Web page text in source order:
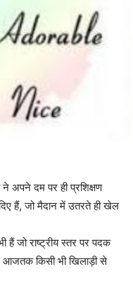
अपने दम पर ही प्रशिक्षण
हैं, जो मैदान में उतरते ही खेल
हैं जो राष्ट्रीय स्तर पर पदक
किसी भी खिलाड़ी से